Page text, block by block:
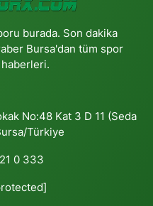
burada. Son dakika
Bursa'dan tüm spor
haberleri.
No:48 Kat 3 D 11 (Seda
Türkiye
0 333